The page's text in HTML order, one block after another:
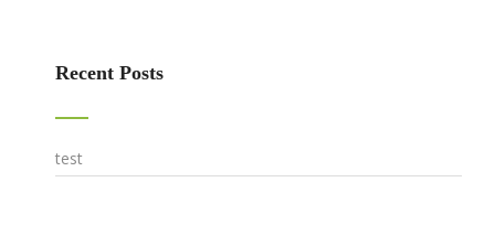
Recent Posts
test